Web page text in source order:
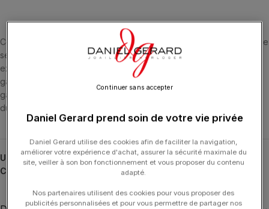
Conçues comme un couple, les montres suisses Baroncelli Heritage
se distinguent par leur légèreté, leur finesse et leurs lignes
extrêmement pures grâce à leurs aiguilles bifaces et leur double
gaudron. Dotés d’un mouvement à remontage automatique, ces
garde-temps classiques et intemporels sont l’expression parfaite
du savoir-faire Mido.
UGS :M027.207.22.016.00
Catégories :
HORLOGERIE
Daniel Gerard prend soin de votre vie privée
Daniel Gerard utilise des cookies afin de faciliter la navigation,
améliorer votre expérience d'achat, assurer la sécurité maximale du
site, veiller à son bon fonctionnement et vous proposer du contenu
adapté.
Nos partenaires utilisent des cookies pour vous proposer des
publicités personnalisées et pour vous permettre de partager nos
Continuer sans accepter